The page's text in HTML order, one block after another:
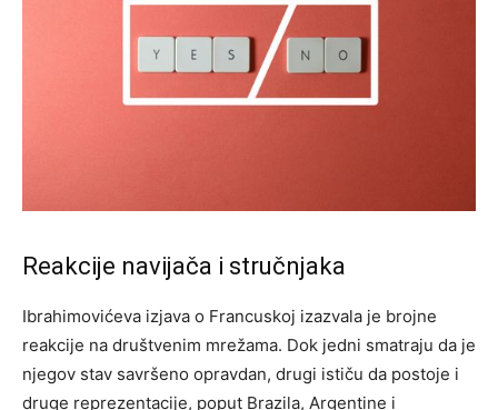
Reakcije navijača i stručnjaka
Ibrahimovićeva izjava o Francuskoj izazvala je brojne
reakcije na društvenim mrežama. Dok jedni smatraju da je
njegov stav savršeno opravdan, drugi ističu da postoje i
druge reprezentacije, poput Brazila, Argentine i